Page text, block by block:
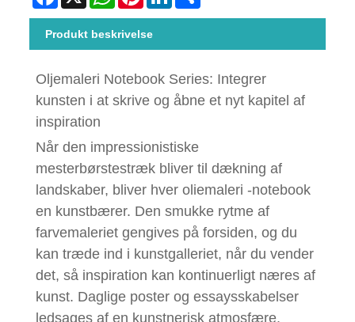
Produkt beskrivelse
Oljemaleri Notebook Series: Integrer
kunsten i at skrive og åbne et nyt kapitel af
inspiration
Når den impressionistiske
mesterbørstestræk bliver til dækning af
landskaber, bliver hver oliemaleri -notebook
en kunstbærer. Den smukke rytme af
farvemaleriet gengives på forsiden, og du
kan træde ind i kunstgalleriet, når du vender
det, så inspiration kan kontinuerligt næres af
kunst. Daglige poster og essaysskabelser
ledsages af en kunstnerisk atmosfære.